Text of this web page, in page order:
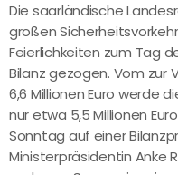
Die saarländische
großen
Feierlichkeiten zum Tag
Bilanz gezogen. Vom zur
6,6 Millionen Euro werde
nur etwa 5,5 Millionen
Sonntag auf einer
Ministerpräsidentin Anke